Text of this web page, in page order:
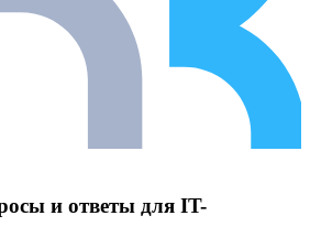
и ответы для IT-